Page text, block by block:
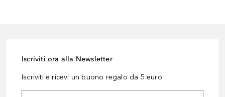
Iscriviti ora alla Newsletter
Iscriviti e ricevi un buono regalo da 5 euro